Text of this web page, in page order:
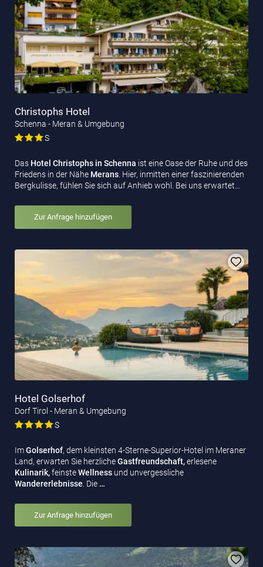
Christophs Hotel
Schenna - Meran & Umgebung
S
Das Hotel Christophs in Schenna ist eine Oase der Ruhe und des
Friedens in der Nähe Merans. Hier, inmitten einer faszinierenden
Bergkulisse, fühlen Sie sich auf Anhieb wohl. Bei uns erwartet…
Zur Anfrage hinzufügen
Hotel Golserhof
Dorf Tirol - Meran & Umgebung
S
ImGolserhof, dem kleinsten 4-Sterne-Superior-Hotel im Meraner
Land, erwarten Sie herzlicheGastfreundschaft,erlesene
Kulinarik,feinsteWellness und unvergessliche
Wandererlebnisse . Die …
Zur Anfrage hinzufügen